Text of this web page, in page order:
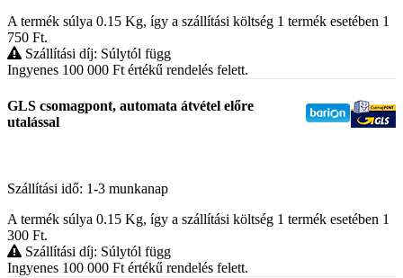
A termék súlya 0.15 Kg, így a szállítási költség 1 termék esetében 1
750 Ft.
Szállítási díj: Súlytól függ
Ingyenes 100 000 Ft értékű rendelés felett.
GLS csomagpont, automata átvétel előre
utalással
Szállítási idő: 1-3 munkanap
A termék súlya 0.15 Kg, így a szállítási költség 1 termék esetében 1
300 Ft.
Szállítási díj: Súlytól függ
Ingyenes 100 000 Ft értékű rendelés felett.